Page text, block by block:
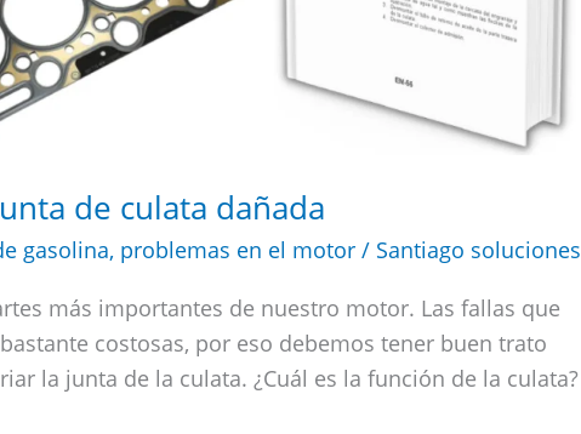
de culata dañada
gasolina, problemas en el motor / Santiago soluciones
más importantes de nuestro motor. Las fallas que
costosas, por eso debemos tener buen trato
la junta de la culata. ¿Cuál es la función de la culata?